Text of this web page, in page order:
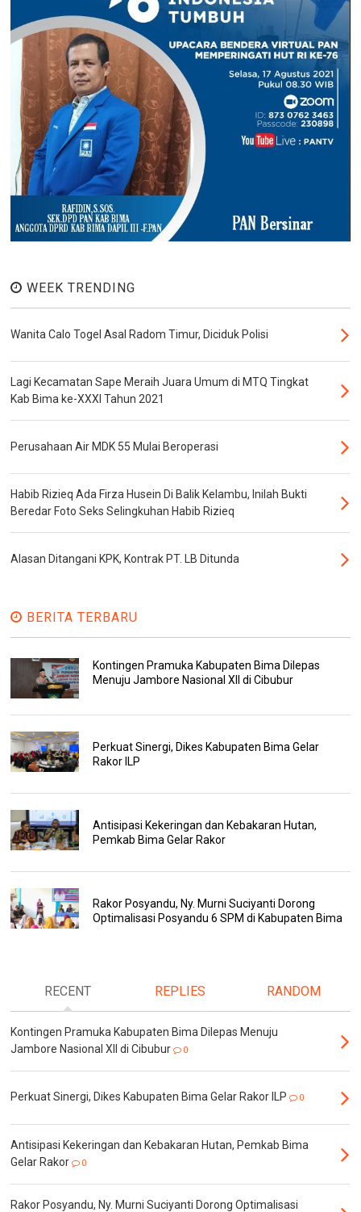
WEEK TRENDING
Wanita Calo Togel Asal Radom Timur, Diciduk Polisi
Lagi Kecamatan Sape Meraih Juara Umum di MTQ Tingkat
Kab Bima ke-XXXI Tahun 2021
Perusahaan Air MDK 55 Mulai Beroperasi
Habib Rizieq Ada Firza Husein Di Balik Kelambu, Inilah Bukti
Beredar Foto Seks Selingkuhan Habib Rizieq
Alasan Ditangani KPK, Kontrak PT. LB Ditunda
BERITA TERBARU
Kontingen Pramuka Kabupaten Bima Dilepas
Menuju Jambore Nasional XII di Cibubur
Perkuat Sinergi, Dikes Kabupaten Bima Gelar
Rakor ILP
Antisipasi Kekeringan dan Kebakaran Hutan,
Pemkab Bima Gelar Rakor
Rakor Posyandu, Ny. Murni Suciyanti Dorong
Optimalisasi Posyandu 6 SPM di Kabupaten Bima
RECENT REPLIES RANDOM
Kontingen Pramuka Kabupaten Bima Dilepas Menuju
Jambore Nasional XII di Cibubur
0
Perkuat Sinergi, Dikes Kabupaten Bima Gelar Rakor ILP 0
Antisipasi Kekeringan dan Kebakaran Hutan, Pemkab Bima
Gelar Rakor
0
Rakor Posyandu, Ny. Murni Suciyanti Dorong Optimalisasi